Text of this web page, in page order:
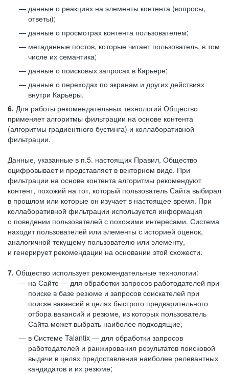
данные о реакциях на элементы контента (вопросы,
ответы);
данные о просмотрах контента пользователем;
метаданные постов, которые читает пользователь, в том
числе их семантика;
данные о поисковых запросах в Карьере;
данные о переходах по экранам и других действиях
внутри Карьеры.
6. Для работы рекомендательных технологий Общество
применяет алгоритмы фильтрации на основе контента
(алгоритмы градиентного бустинга) и коллаборативной
фильтрации.
Данные, указанные в п.5. настоящих Правил, Общество
оцифровывает и представляет в векторном виде. При
фильтрации на основе контента алгоритмы рекомендуют
контент, похожий на тот, который пользователь Сайта выбирал
в прошлом или которые он изучает в настоящее время. При
коллаборативной фильтрации используется информация
о поведении пользователей с похожими интересами. Система
находит пользователей или элементы с историей оценок,
аналогичной текущему пользователю или элементу,
и генерирует рекомендации на основании этой схожести.
7. Общество использует рекомендательные технологии:
на Сайте — для обработки запросов работодателей при
поиске в базе резюме и запросов соискателей при
поиске вакансий в целях быстрого предварительного
отбора вакансий и резюме, из которых пользователь
Сайта может выбрать наиболее подходящие;
в Системе Talantix — для обработки запросов
работодателей и ранжирования результатов поисковой
выдачи в целях предоставления наиболее релевантных
кандидатов и их резюме;